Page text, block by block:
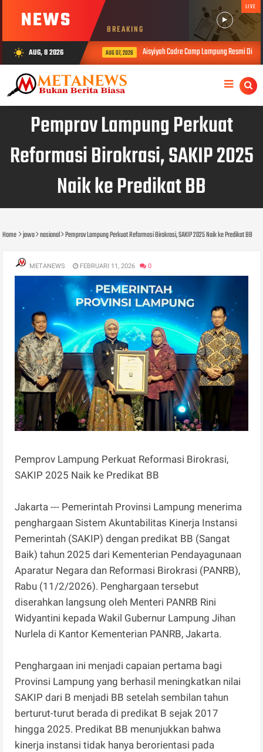
NEWS BREAKING
LIVE
wb_sunny AUG, 8 2026 AUG 07, 2026 Aisyiyah Cadre Camp Lampung Resmi
Pemprov Lampung Perkuat
Reformasi Birokrasi, SAKIP 2025
Naik ke Predikat BB
Home jawa nasional Pemprov Lampung Perkuat Reformasi Birokrasi, SAKIP 2025 Naik ke Predikat BB
METANEWS FEBRUARI 11, 2026 0
Pemprov Lampung Perkuat Reformasi Birokrasi,
SAKIP 2025 Naik ke Predikat BB
Jakarta --- Pemerintah Provinsi Lampung menerima
penghargaan Sistem Akuntabilitas Kinerja Instansi
Pemerintah (SAKIP) dengan predikat BB (Sangat
Baik) tahun 2025 dari Kementerian Pendayagunaan
Aparatur Negara dan Reformasi Birokrasi (PANRB),
Rabu (11/2/2026). Penghargaan tersebut
diserahkan langsung oleh Menteri PANRB Rini
Widyantini kepada Wakil Gubernur Lampung Jihan
Nurlela di Kantor Kementerian PANRB, Jakarta.
Penghargaan ini menjadi capaian pertama bagi
Provinsi Lampung yang berhasil meningkatkan nilai
SAKIP dari B menjadi BB setelah sembilan tahun
berturut-turut berada di predikat B sejak 2017
hingga 2025. Predikat BB menunjukkan bahwa
kinerja instansi tidak hanya berorientasi pada